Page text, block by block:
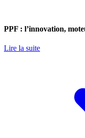
PPF : l’innovation,
Lire la suite